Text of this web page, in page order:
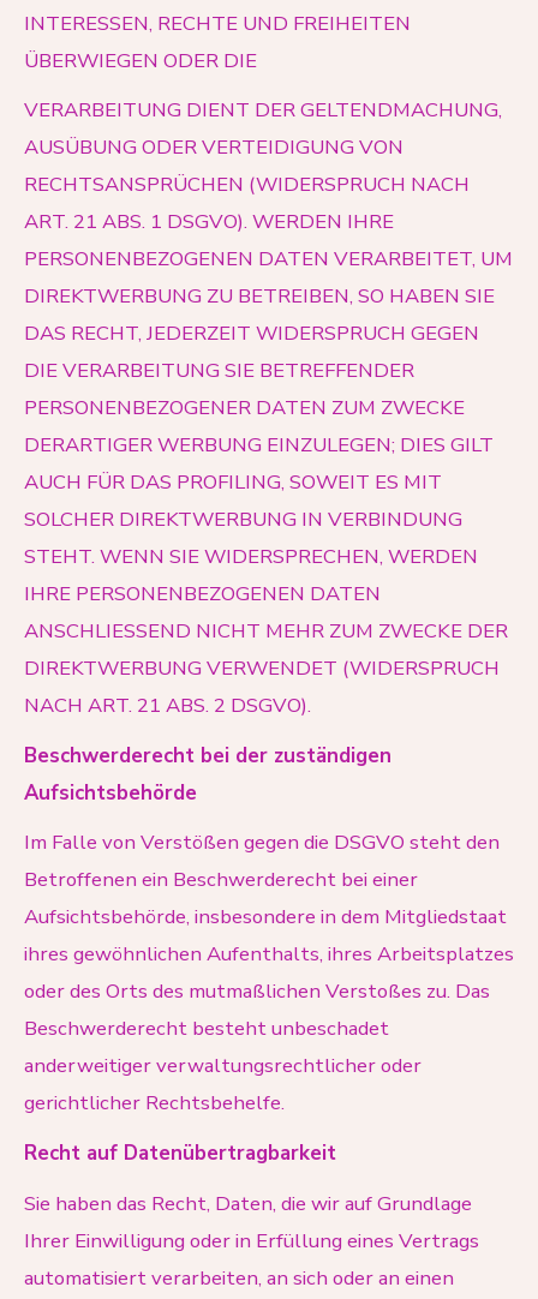
INTERESSEN, RECHTE UND FREIHEITEN
ÜBERWIEGEN ODER DIE
VERARBEITUNG DIENT DER GELTENDMACHUNG,
AUSÜBUNG ODER VERTEIDIGUNG VON
RECHTSANSPRÜCHEN (WIDERSPRUCH NACH
ART. 21 ABS. 1 DSGVO). WERDEN IHRE
PERSONENBEZOGENEN DATEN VERARBEITET, UM
DIREKTWERBUNG ZU BETREIBEN, SO HABEN SIE
DAS RECHT, JEDERZEIT WIDERSPRUCH GEGEN
DIE VERARBEITUNG SIE BETREFFENDER
PERSONENBEZOGENER DATEN ZUM ZWECKE
DERARTIGER WERBUNG EINZULEGEN; DIES GILT
AUCH FÜR DAS PROFILING, SOWEIT ES MIT
SOLCHER DIREKTWERBUNG IN VERBINDUNG
STEHT. WENN SIE WIDERSPRECHEN, WERDEN
IHRE PERSONENBEZOGENEN DATEN
ANSCHLIESSEND NICHT MEHR ZUM ZWECKE DER
DIREKTWERBUNG VERWENDET (WIDERSPRUCH
NACH ART. 21 ABS. 2 DSGVO).
Beschwerderecht bei der zuständigen
Aufsichtsbehörde
Im Falle von Verstößen gegen die DSGVO steht den
Betroffenen ein Beschwerderecht bei einer
Aufsichtsbehörde, insbesondere in dem Mitgliedstaat
ihres gewöhnlichen Aufenthalts, ihres Arbeitsplatzes
oder des Orts des mutmaßlichen Verstoßes zu. Das
Beschwerderecht besteht unbeschadet
anderweitiger verwaltungsrechtlicher oder
gerichtlicher Rechtsbehelfe.
Recht auf Datenübertragbarkeit
Sie haben das Recht, Daten, die wir auf Grundlage
Ihrer Einwilligung oder in Erfüllung eines Vertrags
automatisiert verarbeiten, an sich oder an einen